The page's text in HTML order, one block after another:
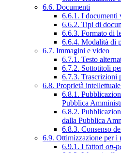
6.6. Documenti
6.6.1. I documenti
6.6.2. Tipi di
6.6.3. Formato di
6.6.4. Modalità di
6.7. Immagini e video
6.7.1. Testo
6.7.2. Sottotitoli
6.7.3. Trascrizioni
6.8. Proprietà
6.8.1.
Pubblica
6.8.2.
dalla Pubblica
6.8.3. Consenso
6.9. Ottimizzazione per i
6.9.1. I fattori on-